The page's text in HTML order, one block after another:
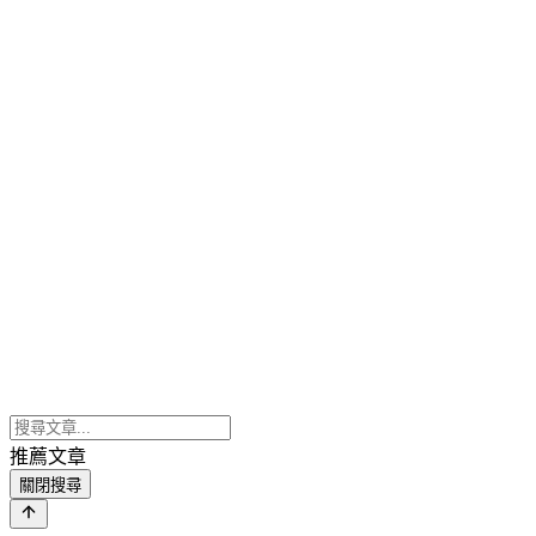
推薦文章
關閉搜尋